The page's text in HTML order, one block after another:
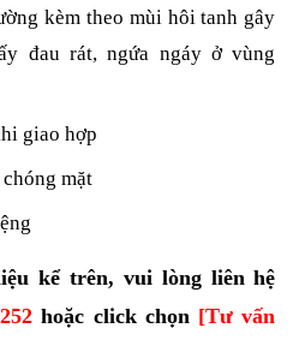
kèm theo mùi hôi tanh gây
đau rát, ngứa ngáy ở vùng
giao hợp
mặt
kể trên, vui lòng liên hệ
hoặc click chọn [Tư vấn